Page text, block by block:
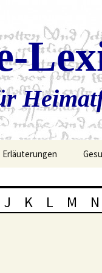
Erläuterungen
J K L M N